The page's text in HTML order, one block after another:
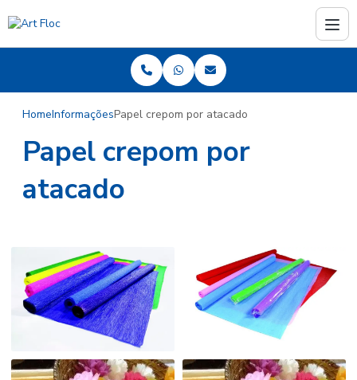
HomeInformaçõesPapel crepom por atacado
Papel crepom por
atacado